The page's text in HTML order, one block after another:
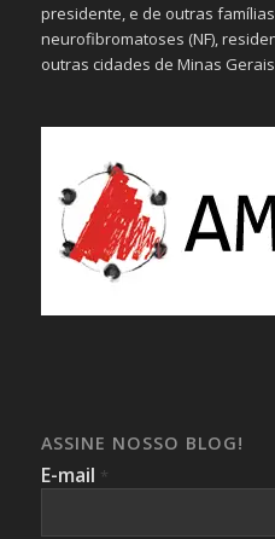
presidente, e de outras
neurofibromatoses (NF),
outras cidades de Minas
ASSINE NOSSO BLOG!
E-mail *